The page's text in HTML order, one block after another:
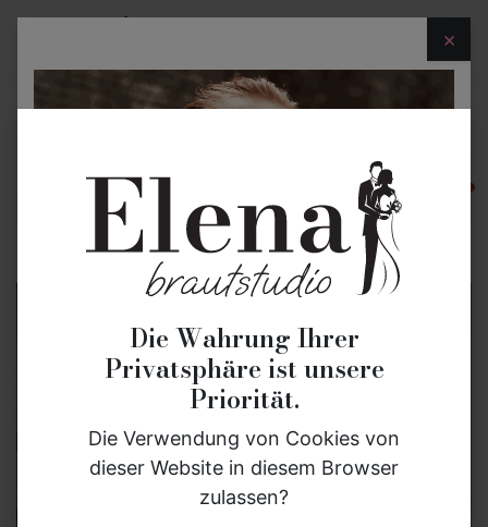
×
Die Wahrung Ihrer
Privatsphäre ist unsere
Priorität.
Die Verwendung von Cookies von
dieser Website in diesem Browser
zulassen?